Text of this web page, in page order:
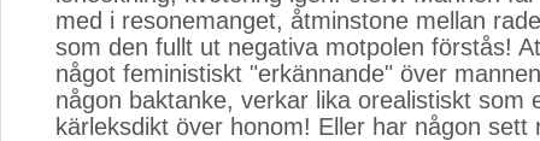
med i resonemanget, åtminstone mellan
som den fullt ut negativa motpolen förstås!
något feministiskt "erkännande" över
någon baktanke, verkar lika orealistiskt som
kärleksdikt över honom! Eller har någon sett